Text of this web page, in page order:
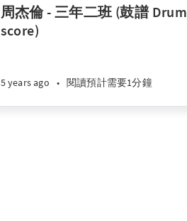
周杰倫 - 三年二班 (鼓譜 Drum
score)
5 years ago • 閱讀預計需要1分鐘